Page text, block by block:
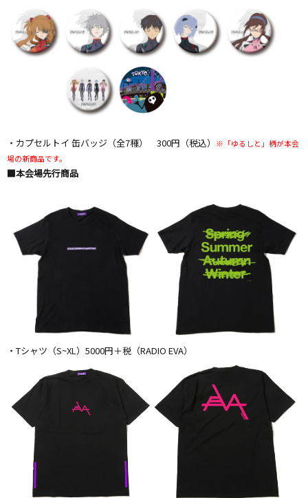
・カプセルトイ 缶バッジ（全7種） 300円（税込）
※「ゆるしと」柄が本会
場の新商品です。
■本会場先行商品
・Tシャツ（S~XL）5000円＋税（RADIO EVA）